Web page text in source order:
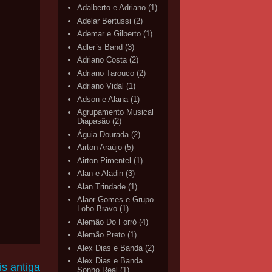
antiga
Adalberto e Adriano (1)
Adelar Bertussi (2)
Ademar e Gilberto (1)
Adler`s Band (3)
Adriano Costa (2)
Adriano Tarouco (2)
Adriano Vidal (1)
Adson e Alana (1)
Agrupamento Musical
Diapasão (2)
Águia Dourada (2)
Airton Araújo (5)
Airton Pimentel (1)
Alan e Aladin (3)
Alan Trindade (1)
Alaor Gomes e Grupo
Lobo Bravo (1)
Alemão Do Forró (4)
Alemão Preto (1)
Alex Dias e Banda (2)
Alex Dias e Banda
Sonho Real (1)